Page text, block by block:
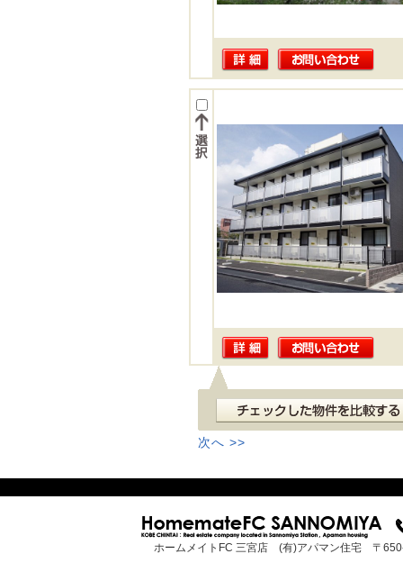
次へ >>
ホームメイトFC 三宮店 (有)アパマン住宅 〒